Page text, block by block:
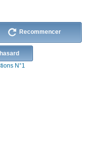
Recommencer
N°1